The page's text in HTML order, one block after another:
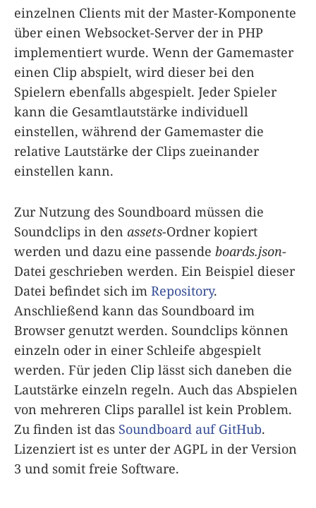
einzelnen Clients mit der Master-Komponente
über einen Websocket-Server der in PHP
implementiert wurde. Wenn der Gamemaster
einen Clip abspielt, wird dieser bei den
Spielern ebenfalls abgespielt. Jeder Spieler
kann die Gesamtlautstärke individuell
einstellen, während der Gamemaster die
relative Lautstärke der Clips zueinander
einstellen kann.
Zur Nutzung des Soundboard müssen die
Soundclips in den assets-Ordner kopiert
werden und dazu eine passende boards.json-
Datei geschrieben werden. Ein Beispiel dieser
Datei befindet sich im Repository.
Anschließend kann das Soundboard im
Browser genutzt werden. Soundclips können
einzeln oder in einer Schleife abgespielt
werden. Für jeden Clip lässt sich daneben die
Lautstärke einzeln regeln. Auch das Abspielen
von mehreren Clips parallel ist kein Problem.
Zu finden ist das Soundboard auf GitHub.
Lizenziert ist es unter der AGPL in der Version
3 und somit freie Software.